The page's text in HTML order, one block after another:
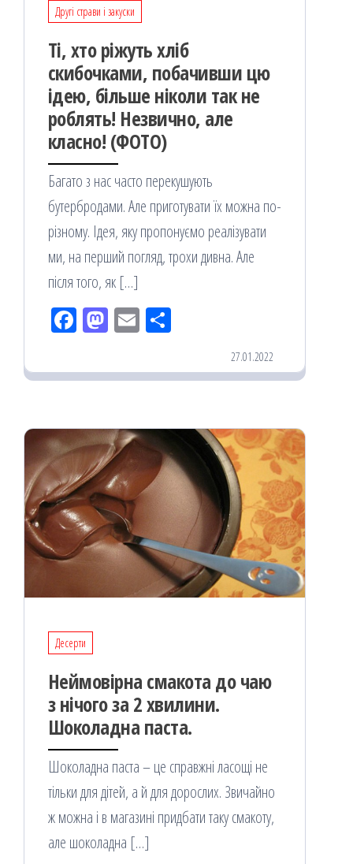
Другі страви і закуски
Ті, хто ріжуть хліб
скибочками, побачивши цю
ідею, більше ніколи так не
роблять! Незвично, але
класно! (ФОТО)
Багато з нас часто перекушують
бутербродами. Але приготувати їх можна по-
різному. Ідея, яку пропонуємо реалізувати
ми, на перший погляд, трохи дивна. Але
після того, як […]
Fac
eb
oo
M
ast
od
Em
ail
ит
я
27.01.2022
Десерти
Неймовірна смакота до чаю
з нічого за 2 хвилини.
Шоколадна паста.
Шоколадна паста – це справжні ласощі не
тільки для дітей, а й для дорослих. Звичайно
ж можна і в магазині придбати таку смакоту,
але шоколадна […]